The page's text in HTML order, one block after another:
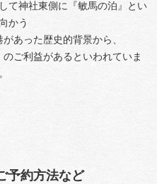
て神社東側に『敏馬の泊』とい
かう
あった歴史的背景から、
のご利益があるといわれていま
予約方法など